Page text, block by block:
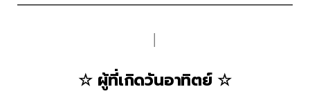
☆ ผู้ที่เกิดวันอาทิตย์ ☆